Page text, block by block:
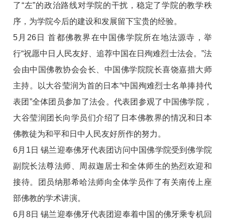
了“左”的政治路线对学院的干扰，稳定了学院的教学秩
序，为学院今后的建设和发展留下宝贵的经验。
5月26日 首都佛教界在中国佛学院所在地法源寺，举
行“祝愿中日人民友好、追荐中国在日殉难烈士法会。”法
会由中国佛教协会会长、中国佛学院院长喜饶嘉措大师
主持。以大谷莹润为首的日本“中国殉难烈士名单捧持代
表团”全体团员参加了法会。代表团参观了中国佛学院，
大谷莹润团长向学员们介绍了日本佛教界的情况和日本
佛教徒为和平和日中人民友好所作的努力。
6月1日 锡兰迎奉佛牙代表团访问中国佛学院受到佛学院
副院长法尊法师、周叔迦居士和全体师生的热烈欢迎和
接待。团员纳那希哈法师向全体学员作了有关南传上座
部佛教的学术讲演。
6月8日 锡兰迎奉佛牙代表团迎奉着中国的佛牙乘专机回